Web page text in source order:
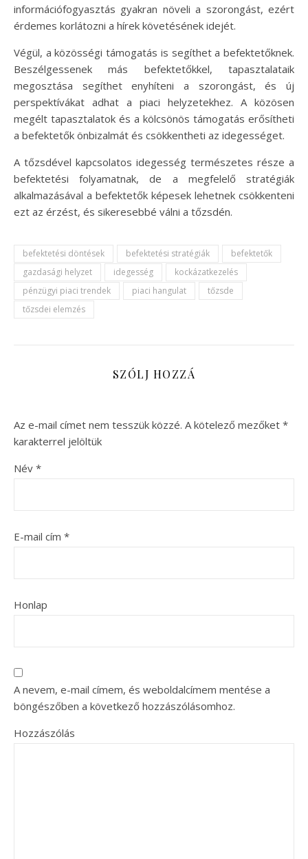
információfogyasztás gyakran növeli a szorongást, ezért
érdemes korlátozni a hírek követésének idejét.
Végül, a közösségi támogatás is segíthet a befektetőknek.
Beszélgessenek más befektetőkkel, tapasztalataik
megosztása segíthet enyhíteni a szorongást, és új
perspektívákat adhat a piaci helyzetekhez. A közösen
megélt tapasztalatok és a kölcsönös támogatás erősítheti
a befektetők önbizalmát és csökkentheti az idegességet.
A tőzsdével kapcsolatos idegesség természetes része a
befektetési folyamatnak, de a megfelelő stratégiák
alkalmazásával a befektetők képesek lehetnek csökkenteni
ezt az érzést, és sikeresebbé válni a tőzsdén.
befektetési döntések befektetési stratégiák
befektetők
gazdasági helyzet
idegesség
kockázatkezelés
pénzügyi piaci trendek
piaci hangulat
tőzsde
tőzsdei elemzés
SZÓLJ HOZZÁ
Az e-mail címet nem tesszük közzé. A kötelező mezőket *
karakterrel jelöltük
Név *
E-mail cím *
Honlap
A nevem, e-mail címem, és weboldalcímem mentése a
böngészőben a következő hozzászólásomhoz.
Hozzászólás